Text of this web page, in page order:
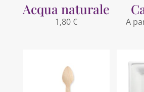
Acqua naturale
1,80€ A